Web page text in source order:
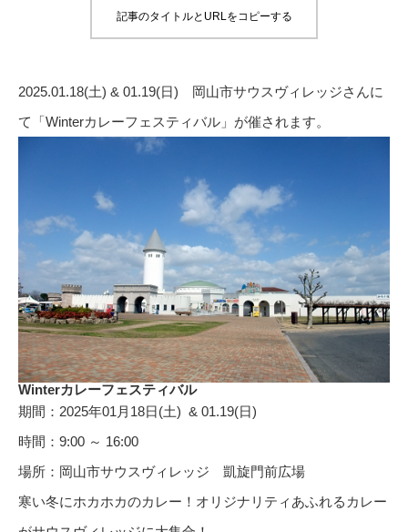
記事のタイトルとURLをコピーする
2025.01.18(土) & 01.19(日) 岡山市サウスヴィレッジさんに
て「Winterカレーフェスティバル」が催されます。
Winterカレーフェスティバル
期間：2025年01月18日(土) & 01.19(日)
時間：9:00 ～ 16:00
場所：岡山市サウスヴィレッジ 凱旋門前広場
寒い冬にホカホカのカレー！オリジナリティあふれるカレー